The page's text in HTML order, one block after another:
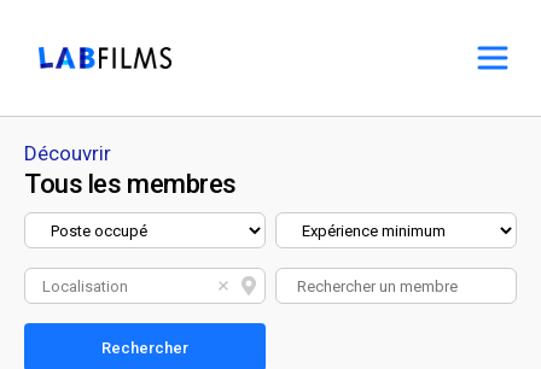
Découvrir
Tous les membres
Localisation
Rechercher